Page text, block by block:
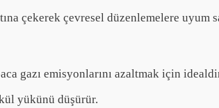
çekerek çevresel düzenlemelere uyum
gazı emisyonlarını azaltmak için
yükünü düşürür.